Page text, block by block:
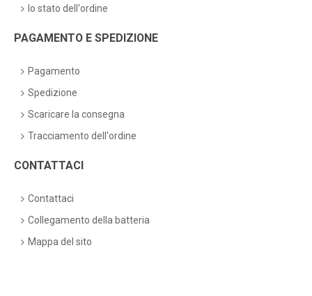
lo stato dell'ordine
PAGAMENTO E SPEDIZIONE
Pagamento
Spedizione
Scaricare la consegna
Tracciamento dell'ordine
CONTATTACI
Contattaci
Collegamento della batteria
Mappa del sito